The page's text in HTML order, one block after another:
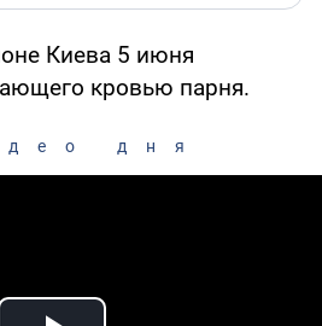
Киева 5 июня
кровью парня.
дня